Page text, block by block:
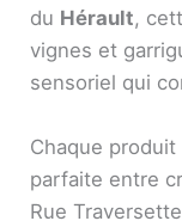
du Hérault,
vignes et
sensoriel qui
Chaque produit
parfaite entre
Rue